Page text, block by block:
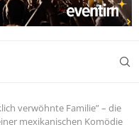
verwöhnte Familie” – die
mexikanischen Komödie